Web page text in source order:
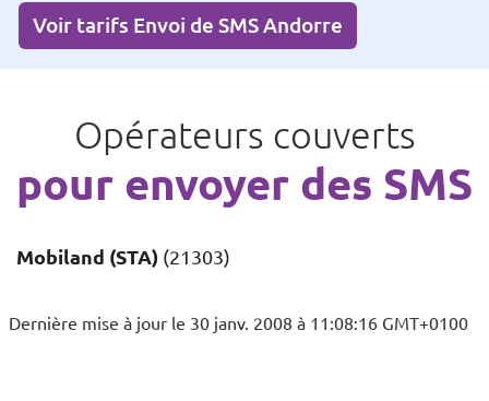
Voir tarifs Envoi de SMS Andorre
Opérateurs couverts
pour envoyer des SMS
Mobiland (STA) (21303)
Dernière mise à jour le 30 janv. 2008 à 11:08:16 GMT+0100